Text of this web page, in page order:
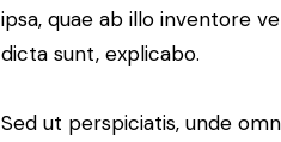
ipsa, quae ab illo inventore
dicta sunt, explicabo.
Sed ut perspiciatis, unde